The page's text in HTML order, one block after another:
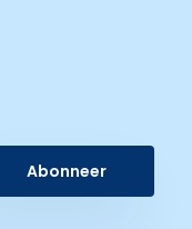
Abonneer